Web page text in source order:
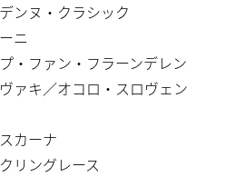
ンヌ・クラシック
ニ
・ファン・フラーンデレン
ァキ／オコロ・スロヴェン
カーナ
リングレース